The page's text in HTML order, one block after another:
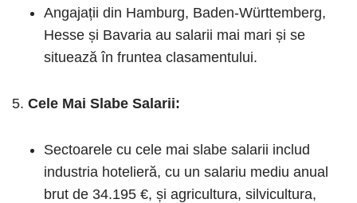
Angajații din Hamburg, Baden-Württemberg,
Hesse și Bavaria au salarii mai mari și se
situează în fruntea clasamentului.
Cele Mai Slabe Salarii:
Sectoarele cu cele mai slabe salarii includ
industria hotelieră, cu un salariu mediu anual
brut de 34.195 €, și agricultura, silvicultura,